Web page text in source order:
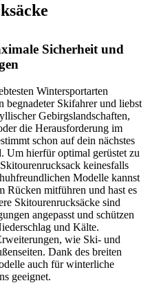
Sicherheit und
Wintersportarten
begnadeter Skifahrer und liebst
Gebirgslandschaften,
die Herausforderung im
schon auf dein nächstes
Um hierfür optimal gerüstet zu
keinesfalls
Modelle kannst
Rücken mitführen und hast es
Skitourenrucksäcke sind
angepasst und schützen
und Kälte.
wie Ski- und
Dank des breiten
auch für winterliche
geeignet.